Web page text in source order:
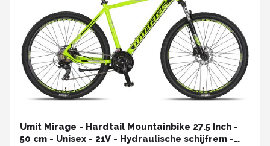
Umit Mirage - Hardtail Mountainbike 27.5 Inch -
50 cm - Unisex - 21V - Hydraulische schijfrem -